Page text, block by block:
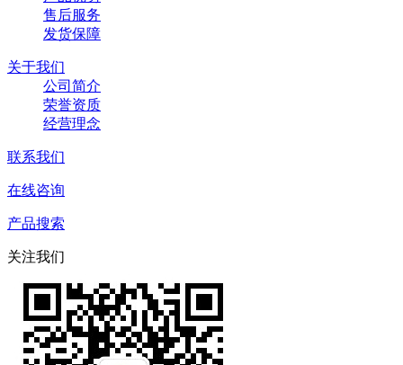
售后服务
发货保障
关于我们
公司简介
荣誉资质
经营理念
联系我们
在线咨询
产品搜索
关注我们